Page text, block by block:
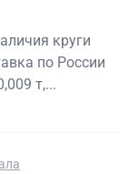
круги
по России
т,...